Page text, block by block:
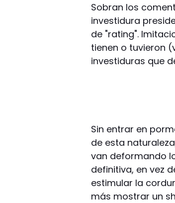
Sobran los
investidura
de "rating".
tienen o tuvieron
investiduras que
Sin entrar en
de esta
van deformando
definitiva, en vez
estimular la
más mostrar un